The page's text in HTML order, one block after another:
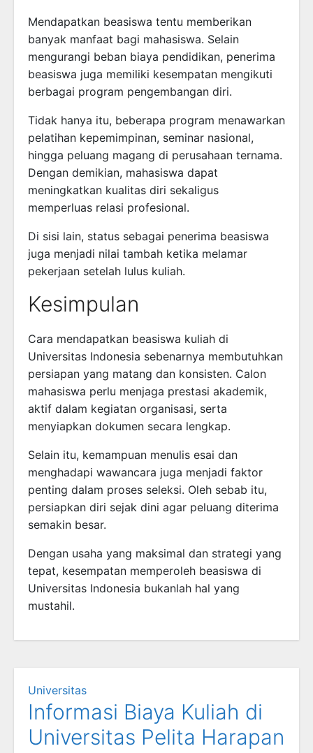
Mendapatkan beasiswa tentu memberikan
banyak manfaat bagi mahasiswa. Selain
mengurangi beban biaya pendidikan, penerima
beasiswa juga memiliki kesempatan mengikuti
berbagai program pengembangan diri.
Tidak hanya itu, beberapa program menawarkan
pelatihan kepemimpinan, seminar nasional,
hingga peluang magang di perusahaan ternama.
Dengan demikian, mahasiswa dapat
meningkatkan kualitas diri sekaligus
memperluas relasi profesional.
Di sisi lain, status sebagai penerima beasiswa
juga menjadi nilai tambah ketika melamar
pekerjaan setelah lulus kuliah.
Kesimpulan
Cara mendapatkan beasiswa kuliah di
Universitas Indonesia sebenarnya membutuhkan
persiapan yang matang dan konsisten. Calon
mahasiswa perlu menjaga prestasi akademik,
aktif dalam kegiatan organisasi, serta
menyiapkan dokumen secara lengkap.
Selain itu, kemampuan menulis esai dan
menghadapi wawancara juga menjadi faktor
penting dalam proses seleksi. Oleh sebab itu,
persiapkan diri sejak dini agar peluang diterima
semakin besar.
Dengan usaha yang maksimal dan strategi yang
tepat, kesempatan memperoleh beasiswa di
Universitas Indonesia bukanlah hal yang
mustahil.
Universitas
Informasi Biaya Kuliah di
Universitas Pelita Harapan